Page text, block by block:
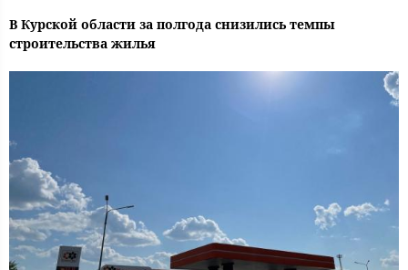
В Курской области за полгода снизились темпы
строительства жилья